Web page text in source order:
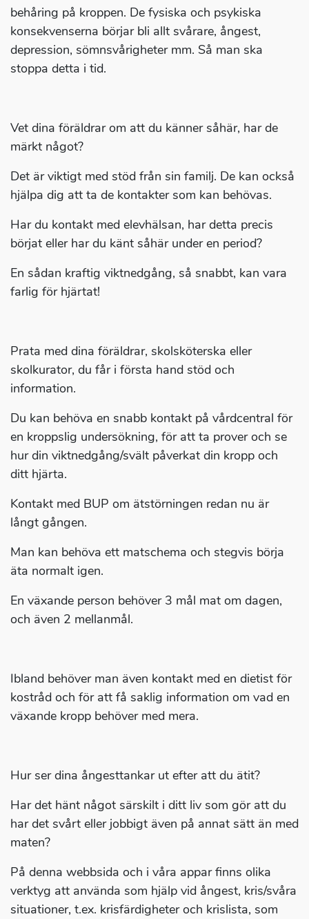
behåring på kroppen. De fysiska och psykiska
konsekvenserna börjar bli allt svårare, ångest,
depression, sömnsvårigheter mm. Så man ska
stoppa detta i tid.
Vet dina föräldrar om att du känner såhär, har de
märkt något?
Det är viktigt med stöd från sin familj. De kan också
hjälpa dig att ta de kontakter som kan behövas.
Har du kontakt med elevhälsan, har detta precis
börjat eller har du känt såhär under en period?
En sådan kraftig viktnedgång, så snabbt, kan vara
farlig för hjärtat!
Prata med dina föräldrar, skolsköterska eller
skolkurator, du får i första hand stöd och
information.
Du kan behöva en snabb kontakt på vårdcentral för
en kroppslig undersökning, för att ta prover och se
hur din viktnedgång/svält påverkat din kropp och
ditt hjärta.
Kontakt med BUP om ätstörningen redan nu är
långt gången.
Man kan behöva ett matschema och stegvis börja
äta normalt igen.
En växande person behöver 3 mål mat om dagen,
och även 2 mellanmål.
Ibland behöver man även kontakt med en dietist för
kostråd och för att få saklig information om vad en
växande kropp behöver med mera.
Hur ser dina ångesttankar ut efter att du ätit?
Har det hänt något särskilt i ditt liv som gör att du
har det svårt eller jobbigt även på annat sätt än med
maten?
På denna webbsida och i våra appar finns olika
verktyg att använda som hjälp vid ångest, kris/svåra
situationer, t.ex. krisfärdigheter och krislista, som